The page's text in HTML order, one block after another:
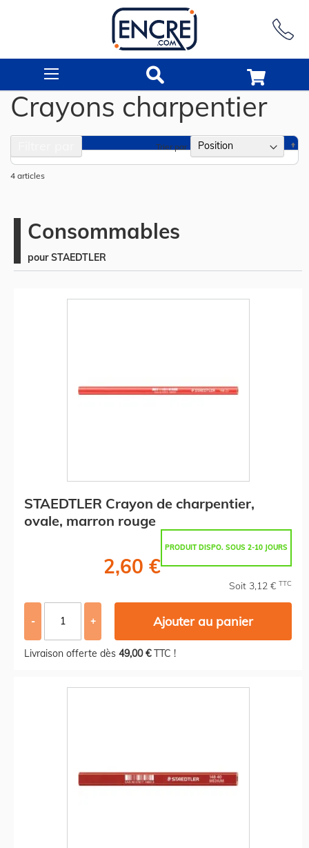
Crayons charpentier
4 articles
Trier par
Consommables
pour STAEDTLER
STAEDTLER Crayon de charpentier,
ovale, marron rouge
PRODUIT DISPO. SOUS 2-10 JOURS
2,60 €
Soit 3,12 € TTC
- + Ajouter au panier
Livraison offerte dès 49,00 €TTC !